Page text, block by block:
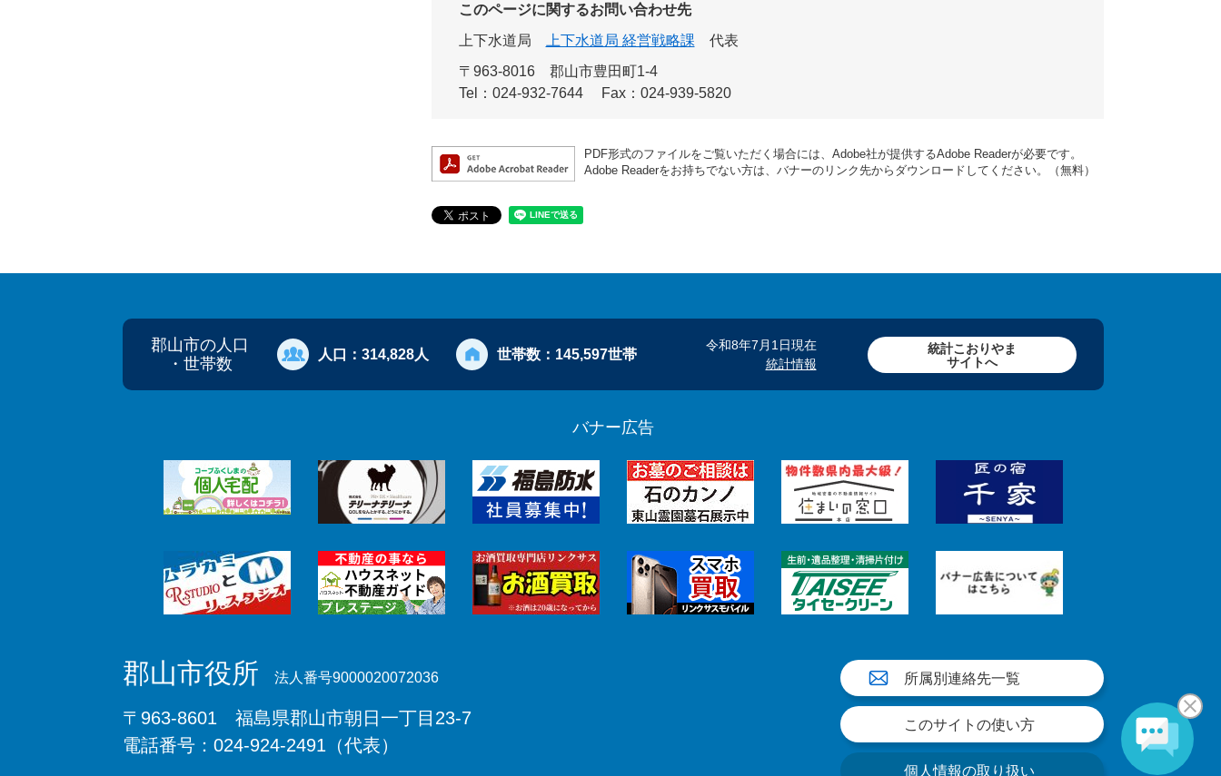
このページに関するお問い合わせ先
上下水道局
上下水道局 経営戦略課
代表
〒963-8016
郡山市豊田町1-4
Tel：024-932-7644
Fax：024-939-5820
PDF形式のファイルをご覧いただく場合には、Adobe社が提供するAdobe Readerが必要です。
Adobe Readerをお持ちでない方は、バナーのリンク先からダウンロードしてください。（無料）
郡山市の人口
・世帯数
人口： 314,828人 世帯数： 145,597世帯
令和8年7月1日現在
統計情報
統計こおりやま
サイトへ
バナー広告
郡山市役所 法人番号9000020072036
〒963-8601 福島県郡山市朝日一丁目23-7
電話番号：024-924-2491（代表）
所属別連絡先一覧
このサイトの使い方
個人情報の取り扱い